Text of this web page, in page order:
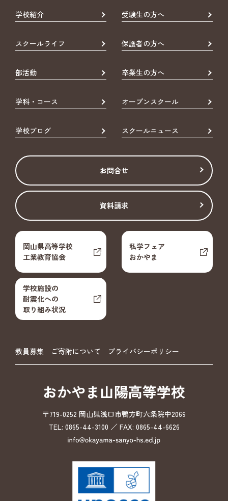
学校紹介 受験生の方へ
スクールライフ 保護者の方へ
部活動 卒業生の方へ
学科・コース オープンスクール
学校ブログ スクールニュース
お問合せ
資料請求
岡山県高等学校
工業教育協会
私学フェア
おかやま
学校施設の
耐震化への
取り組み状況
教員募集 ご寄附について プライバシーポリシー
おかやま山陽高等学校
〒719-0252 岡山県浅口市鴨方町六条院中2069
TEL: 0865-44-3100 ／ FAX: 0865-44-6626